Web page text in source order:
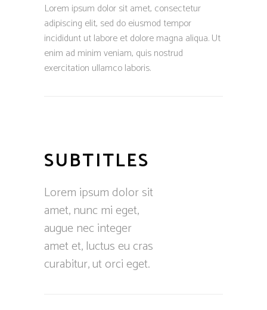
Lorem ipsum dolor sit amet, consectetur
adipiscing elit, sed do eiusmod tempor
incididunt ut labore et dolore magna aliqua. Ut
enim ad minim veniam, quis nostrud
exercitation ullamco laboris.
SUBTITLES
Lorem ipsum dolor sit
amet, nunc mi eget,
augue nec integer
amet et, luctus eu cras
curabitur, ut orci eget.